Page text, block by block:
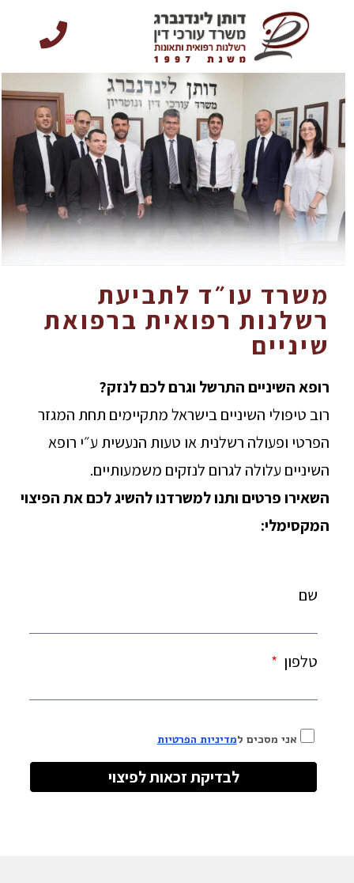
משרד עו״ד לתביעת
רשלנות רפואית ברפואת
שיניים
רופא השיניים התרשל וגרם לכם לנזק?
רוב טיפולי השיניים בישראל מתקיימים תחת המגזר
הפרטי ופעולה רשלנית או טעות הנעשית ע״י רופא
השיניים עלולה לגרום לנזקים משמעותיים.
השאירו פרטים ותנו למשרדנו להשיג לכם את הפיצוי
המקסימלי:
שם
טלפון
אני מסכים למדיניות הפרטיות
לבדיקת זכאות לפיצוי